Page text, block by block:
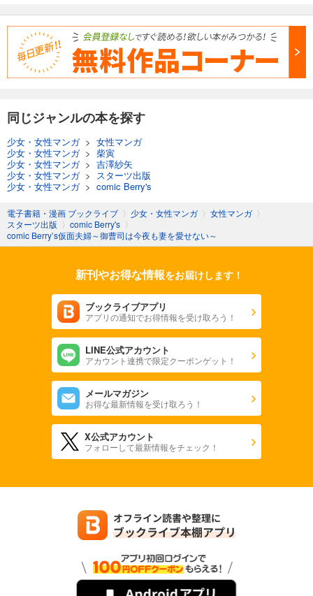
同じジャンルの本を探す
少女・女性マンガ> 女性マンガ
少女・女性マンガ> 柴寅
少女・女性マンガ> 吉澤紗矢
少女・女性マンガ> スターツ出版
少女・女性マンガ> comic Berry's
電子書籍・漫画 ブックライブ 〉 少女・女性マンガ 〉 女性マンガ 〉
スターツ出版 〉 comic Berry's 〉
comic Berry’s仮面夫婦～御曹司は今夜も妻を愛せない～
新刊やお得な情報をお届けします！
ブックライブアプリ
アプリの通知でお得情報を受け取ろう！
LINE公式アカウント
アカウント連携で限定クーポンゲット！
メールマガジン
お得な最新情報を受け取ろう！
X公式アカウント
フォローして最新情報をチェック！